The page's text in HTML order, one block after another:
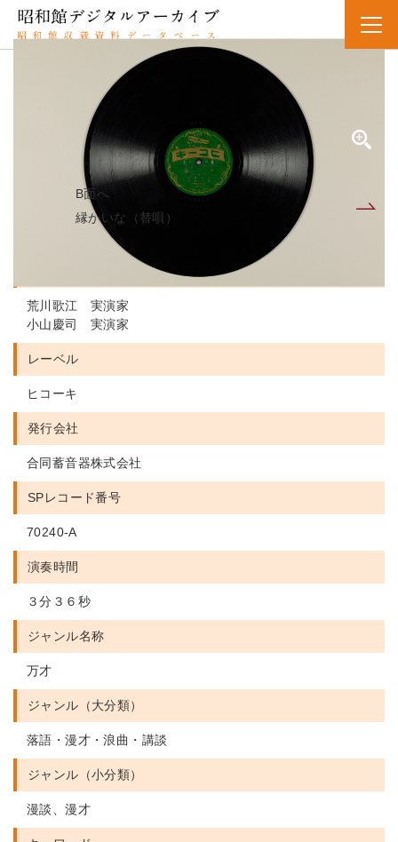
SPレコード
資料番号：SPH11MK021009A
夕暮（文句入）
B面へ
縁かいな（替唄）
荒川歌江 実演家
小山慶司 実演家
レーベル
ヒコーキ
発行会社
合同蓄音器株式会社
SPレコード番号
70240-A
演奏時間
３分３６秒
ジャンル名称
万才
ジャンル（大分類）
落語・漫才・浪曲・講談
ジャンル（小分類）
漫談、漫才